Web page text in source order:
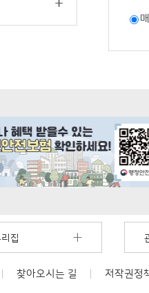
집
찾아오시는 길 저작권정